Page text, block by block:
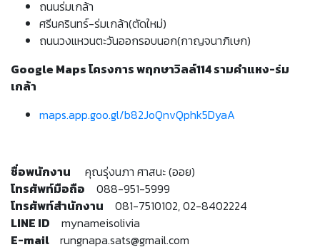
ถนนร่มเกล้า
ศรีนครินทร์-ร่มเกล้า(ตัดใหม่)
ถนนวงแหวนตะวันออกรอบนอก(กาญจนาภิเษก)
Google Maps โครงการ พฤกษาวิลล์114 รามคำแหง-ร่ม
เกล้า
maps.app.goo.gl/b82JoQnvQphk5DyaA
ชื่อพนักงาน คุณรุ่งนภา ศาสนะ (ออย)
โทรศัพท์มือถือ 088-951-5999
โทรศัพท์สำนักงาน 081-7510102, 02-8402224
LINE ID mynameisolivia
E-mail
rungnapa.sats@gmail.com